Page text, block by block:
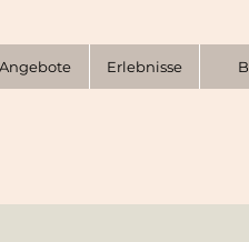
Angebote Erlebnisse